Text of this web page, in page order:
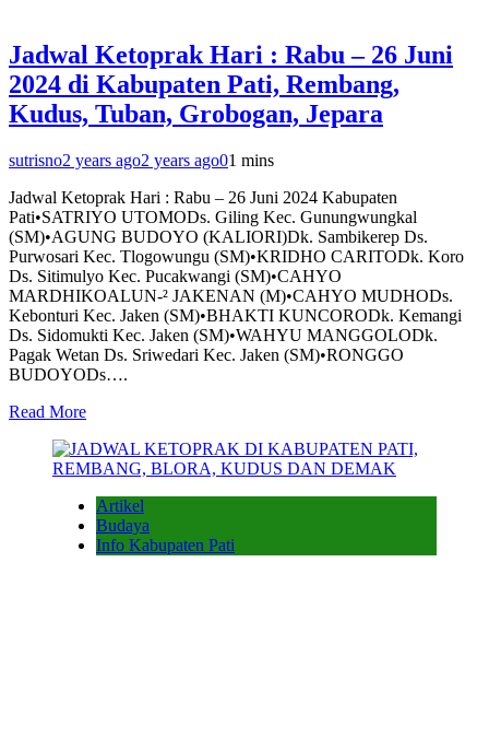
Jadwal Ketoprak Hari : Rabu – 26 Juni
2024 di Kabupaten Pati, Rembang,
Kudus, Tuban, Grobogan, Jepara
sutrisno2 years ago2 years ago01 mins
Jadwal Ketoprak Hari : Rabu – 26 Juni 2024 Kabupaten
Pati•SATRIYO UTOMODs. Giling Kec. Gunungwungkal
(SM)•AGUNG BUDOYO (KALIORI)Dk. Sambikerep Ds.
Purwosari Kec. Tlogowungu (SM)•KRIDHO CARITODk. Koro
Ds. Sitimulyo Kec. Pucakwangi (SM)•CAHYO
MARDHIKOALUN-² JAKENAN (M)•CAHYO MUDHODs.
Kebonturi Kec. Jaken (SM)•BHAKTI KUNCORODk. Kemangi
Ds. Sidomukti Kec. Jaken (SM)•WAHYU MANGGOLODk.
Pagak Wetan Ds. Sriwedari Kec. Jaken (SM)•RONGGO
BUDOYODs….
Read More
Artikel
Budaya
Info Kabupaten Pati